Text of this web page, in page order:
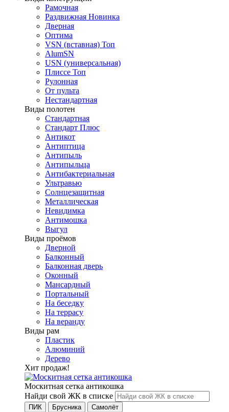
Рамочная
Раздвижная Новинка
Дверная
Оптима
VSN (вставная) Топ
AlumSN
USN (универсальная)
Плиссе Топ
Рулонная
От пульта
Нестандартная
Виды полотен
Стандартная
Стандарт Плюс
Антикот
Антиптица
Антипыль
Антипыльца
Антибактериальная
Ультравью
Солнцезащитная
Металлическая
Невидимка
Антимошка
Выгул
Виды проёмов
Дверной
Балконный
Балконная дверь
Оконный
Мансардный
Портальный
На беседку
На террасу
На веранду
Виды рам
Пластик
Алюминий
Дерево
Хит продаж!
Москитная сетка антикошка
Найди свой ЖК в списке
ПИК Брусника Самолёт